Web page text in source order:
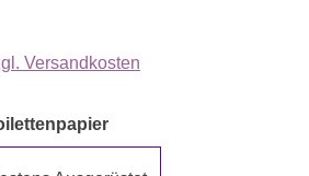
Versandkosten
auswählen